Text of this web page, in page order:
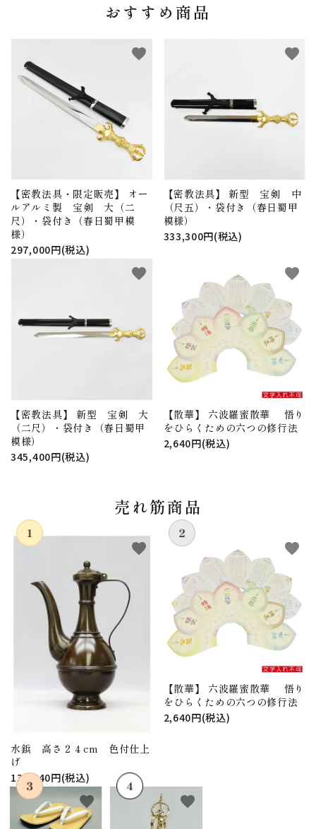
おすすめ商品
【密教法具・限定販売】 オー
ルアルミ製 宝剣 大（二
尺）・袋付き（春日蜀甲模
様）
297,000円(税込)
favorite
【密教法具】 新型 宝剣 中
（尺五）・袋付き（春日蜀甲
模様）
333,300円(税込)
favorite
【密教法具】 新型 宝剣 大
（二尺）・袋付き（春日蜀甲
模様）
345,400円(税込)
favorite
【散華】 六波羅蜜散華 悟り
をひらくための六つの修行法
2,640円(税込)
favorite
売れ筋商品
水鋲 高さ２４cm 色付仕上
げ
130,240円(税込)
favorite
【散華】 六波羅蜜散華 悟り
をひらくための六つの修行法
2,640円(税込)
favorite
favorite favorite